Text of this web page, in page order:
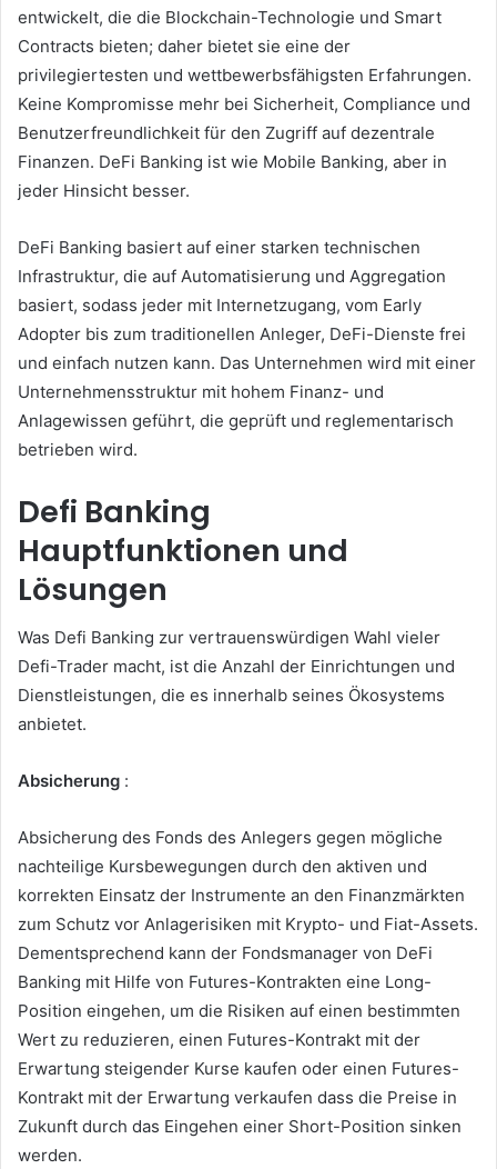
entwickelt, die die Blockchain-Technologie und Smart
Contracts bieten; daher bietet sie eine der
privilegiertesten und wettbewerbsfähigsten Erfahrungen.
Keine Kompromisse mehr bei Sicherheit, Compliance und
Benutzerfreundlichkeit für den Zugriff auf dezentrale
Finanzen. DeFi Banking ist wie Mobile Banking, aber in
jeder Hinsicht besser.
DeFi Banking basiert auf einer starken technischen
Infrastruktur, die auf Automatisierung und Aggregation
basiert, sodass jeder mit Internetzugang, vom Early
Adopter bis zum traditionellen Anleger, DeFi-Dienste frei
und einfach nutzen kann. Das Unternehmen wird mit einer
Unternehmensstruktur mit hohem Finanz- und
Anlagewissen geführt, die geprüft und reglementarisch
betrieben wird.
Defi Banking
Hauptfunktionen und
Lösungen
Was Defi Banking zur vertrauenswürdigen Wahl vieler
Defi-Trader macht, ist die Anzahl der Einrichtungen und
Dienstleistungen, die es innerhalb seines Ökosystems
anbietet.
Absicherung :
Absicherung des Fonds des Anlegers gegen mögliche
nachteilige Kursbewegungen durch den aktiven und
korrekten Einsatz der Instrumente an den Finanzmärkten
zum Schutz vor Anlagerisiken mit Krypto- und Fiat-Assets.
Dementsprechend kann der Fondsmanager von DeFi
Banking mit Hilfe von Futures-Kontrakten eine Long-
Position eingehen, um die Risiken auf einen bestimmten
Wert zu reduzieren, einen Futures-Kontrakt mit der
Erwartung steigender Kurse kaufen oder einen Futures-
Kontrakt mit der Erwartung verkaufen dass die Preise in
Zukunft durch das Eingehen einer Short-Position sinken
werden.